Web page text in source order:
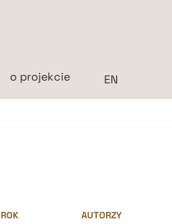
o projekcie
ROK AUTORZY